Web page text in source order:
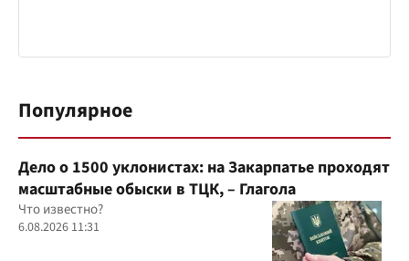
Популярное
Дело о 1500 уклонистах: на Закарпатье проходят
масштабные обыски в ТЦК, – Глагола
Что известно?
6.08.2026 11:31